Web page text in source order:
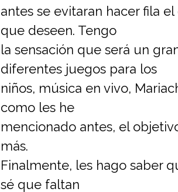
antes se evitaran hacer fila
que deseen. Tengo
la sensación que será un
diferentes juegos para los
niños, música en vivo,
como les he
mencionado antes, el
más.
Finalmente, les hago saber
sé que faltan